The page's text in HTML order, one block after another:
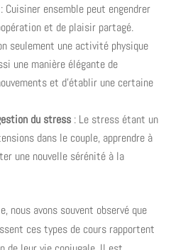
Cuisiner ensemble peut engendrer
et de plaisir partagé.
seulement une activité physique
une manière élégante de
et d’établir une certaine
du stress: Le stress étant un
dans le couple, apprendre à
une nouvelle sérénité à la
nous avons souvent observé que
ces types de cours rapportent